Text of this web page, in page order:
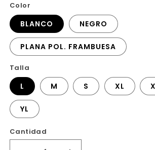
Color
BLANCO NEGRO
PLANA POL. FRAMBUESA
Talla
L M S XL
YL
Cantidad